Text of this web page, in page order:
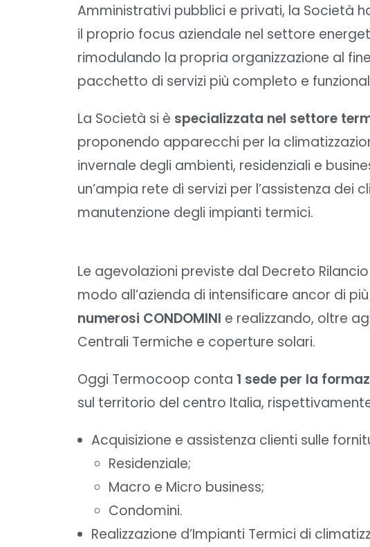
Amministrativi pubblici e privati, la Società
il proprio focus aziendale nel settore
rimodulando la propria organizzazione al
pacchetto di servizi più completo e
La Società si è specializzata nel settore
proponendo apparecchi per la
invernale degli ambienti, residenziali e
un’ampia rete di servizi per l’assistenza dei
manutenzione degli impianti termici.
Le agevolazioni previste dal Decreto
modo all’azienda di intensificare ancor di
numerosi CONDOMINI e realizzando, oltre
Centrali Termiche e coperture solari.
Oggi Termocoop conta 1 sede per la
sul territorio del centro Italia,
Acquisizione e assistenza clienti sulle
Residenziale;
Macro e Micro business;
Condomini.
Realizzazione d’Impianti Termici di